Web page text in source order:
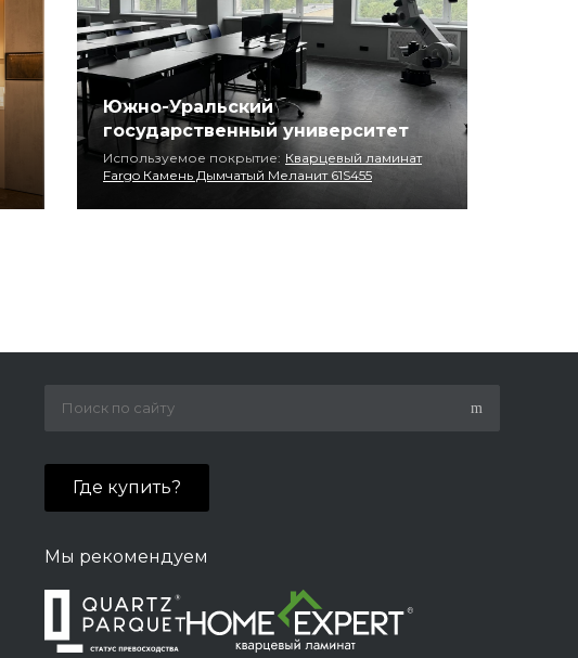
Южно-Уральский
государственный университет
Используемое покрытие: Кварцевый ламинат
Fargo Камень Дымчатый Меланит 61S455
Где купить?
Мы рекомендуем